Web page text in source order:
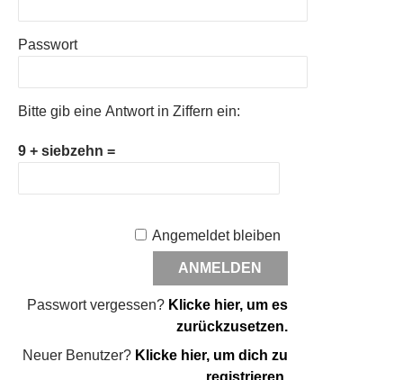
Passwort
Bitte gib eine Antwort in Ziffern ein:
9 + siebzehn =
Angemeldet bleiben
Passwort vergessen? Klicke hier, um es
zurückzusetzen.
Neuer Benutzer? Klicke hier, um dich zu
registrieren.